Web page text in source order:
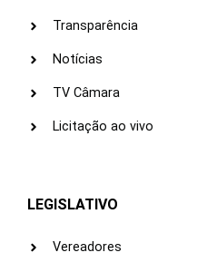
Transparência
Notícias
TV Câmara
Licitação ao vivo
LEGISLATIVO
Vereadores